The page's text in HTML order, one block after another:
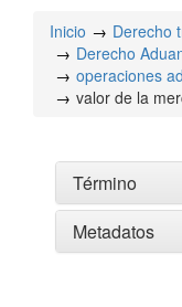
Inicio
Derecho
Derecho
operaciones
valor de la
Término
Metadatos